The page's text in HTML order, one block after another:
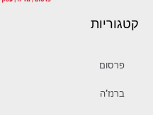
קטגוריות
פרסום
ברנז’ה